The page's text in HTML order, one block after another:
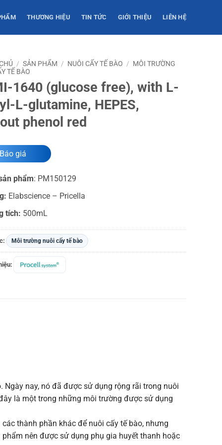
THƯƠNG HIỆU TIN TỨC GIỚI THIỆU LIÊN HỆ
/ SẢN PHẨM / NUÔI CẤY TẾ BÀO / MÔI TRƯỜNG
TẾ BÀO
1640 (glucose free), with L-
L-glutamine, HEPES,
phenol red
Báo giá
phẩm: PM150129
Elabscience – Pricella
tích: 500mL
Môi trường nuôi cấy tế bào
nay, nó đã được sử dụng rộng rãi trong nuôi
là một trong những môi trường được sử dụng
thành phần khác để nuôi cấy tế bào, nhưng
nên được sử dụng phụ gia huyết thanh hoặc